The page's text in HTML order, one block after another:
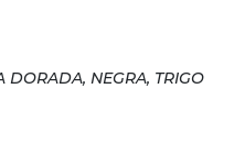
DORADA, NEGRA, TRIGO